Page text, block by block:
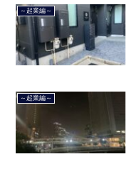
～起業編～
～起業編～